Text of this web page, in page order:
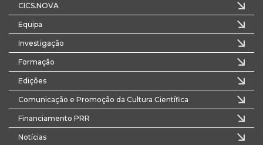
CICS.NOVA
Equipa
Investigação
Formação
Edições
Comunicação e Promoção da Cultura Científica
Financiamento PRR
Notícias